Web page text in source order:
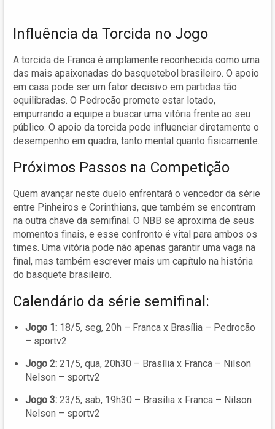
Influência da Torcida no Jogo
A torcida de Franca é amplamente reconhecida como uma
das mais apaixonadas do basquetebol brasileiro. O apoio
em casa pode ser um fator decisivo em partidas tão
equilibradas. O Pedrocão promete estar lotado,
empurrando a equipe a buscar uma vitória frente ao seu
público. O apoio da torcida pode influenciar diretamente o
desempenho em quadra, tanto mental quanto fisicamente.
Próximos Passos na Competição
Quem avançar neste duelo enfrentará o vencedor da série
entre Pinheiros e Corinthians, que também se encontram
na outra chave da semifinal. O NBB se aproxima de seus
momentos finais, e esse confronto é vital para ambos os
times. Uma vitória pode não apenas garantir uma vaga na
final, mas também escrever mais um capítulo na história
do basquete brasileiro.
Calendário da série semifinal:
Jogo 1: 18/5, seg, 20h – Franca x Brasília – Pedrocão
– sportv2
Jogo 2: 21/5, qua, 20h30 – Brasília x Franca – Nilson
Nelson – sportv2
Jogo 3: 23/5, sab, 19h30 – Brasília x Franca – Nilson
Nelson – sportv2